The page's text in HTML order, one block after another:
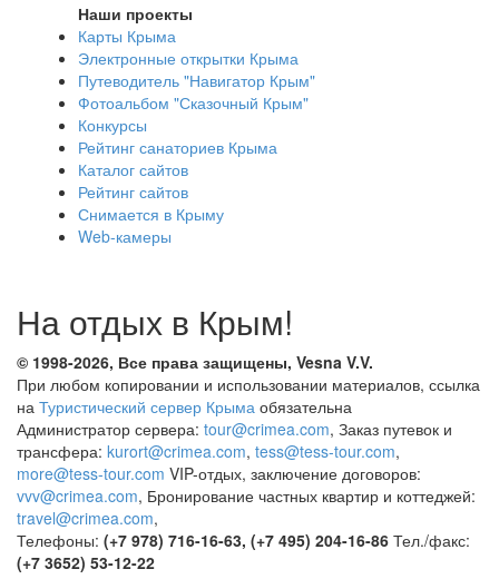
Наши проекты
Карты Крыма
Электронные открытки Крыма
Путеводитель "Навигатор Крым"
Фотоальбом "Сказочный Крым"
Конкурсы
Рейтинг санаториев Крыма
Каталог сайтов
Рейтинг сайтов
Снимается в Крыму
Web-камеры
На отдых в Крым!
© 1998-2026, Все права защищены, Vesna V.V.
При любом копировании и использовании материалов, ссылка
на Туристический сервер Крыма обязательна
Администратор сервера: tour@crimea.com, Заказ путевок и
трансфера: kurort@crimea.com, tess@tess-tour.com,
more@tess-tour.com VIP-отдых, заключение договоров:
vvv@crimea.com, Бронирование частных квартир и коттеджей:
travel@crimea.com,
Телефоны: (+7 978) 716-16-63, (+7 495) 204-16-86 Тел./факс:
(+7 3652) 53-12-22